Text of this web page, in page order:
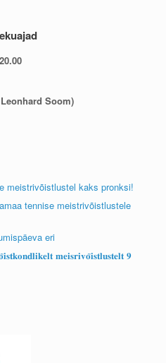
Soom)
meistrivõistlustel kaks pronksi!
tennise meistrivõistlustele
eri
𝐦𝐞𝐢𝐬𝐫𝐢𝐯𝐨̃𝐢𝐬𝐭𝐥𝐮𝐬𝐭𝐞𝐥𝐭 𝟗